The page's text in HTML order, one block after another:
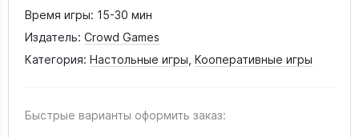
Время игры: 15-30 мин
Издатель: Crowd Games
Категория: Настольные игры Кооперативные игры
Быстрые варианты оформить заказ: